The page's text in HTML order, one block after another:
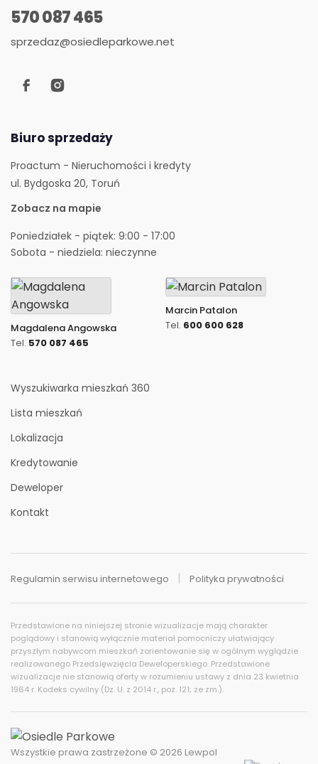
Historia cen
Pobieranie historii cen…
570 087 465
sprzedaz@osiedleparkowe.net
Biuro sprzedaży
Proactum - Nieruchomości i kredyty
ul. Bydgoska 20, Toruń
Zobacz na mapie
Poniedziałek - piątek: 9:00 - 17:00
Sobota - niedziela: nieczynne
Magdalena Angowska
Tel. 570 087 465
Marcin Patalon
Tel. 600 600 628
Wyszukiwarka mieszkań 360
Lista mieszkań
Lokalizacja
Kredytowanie
Deweloper
Kontakt
Regulamin serwisu internetowego Polityka prywatności
Przedstawione na niniejszej stronie wizualizacje mają charakter
poglądowy i stanowią wyłącznie materiał pomocniczy ułatwiający
przyszłym nabywcom mieszkań zorientowanie się w ogólnym wyglądzie
realizowanego Przedsięwzięcia Deweloperskiego. Przedstawione
wizualizacje nie stanowią oferty w rozumieniu ustawy z dnia 23 kwietnia
1964 r. Kodeks cywilny (Dz. U. z 2014 r., poz. 121; ze zm.).
Wszystkie prawa zastrzeżone © 2026 Lewpol